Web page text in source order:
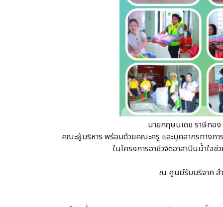
นายกฤษนเดช ราษีทอ
คณะผู้บริหาร พร้อมด้วยคณะครู และบุคลากรทางก
ในโครงการอาชีวจิตอาสาปันน้ำใจ
ณ ศูนย์รับบริจาค